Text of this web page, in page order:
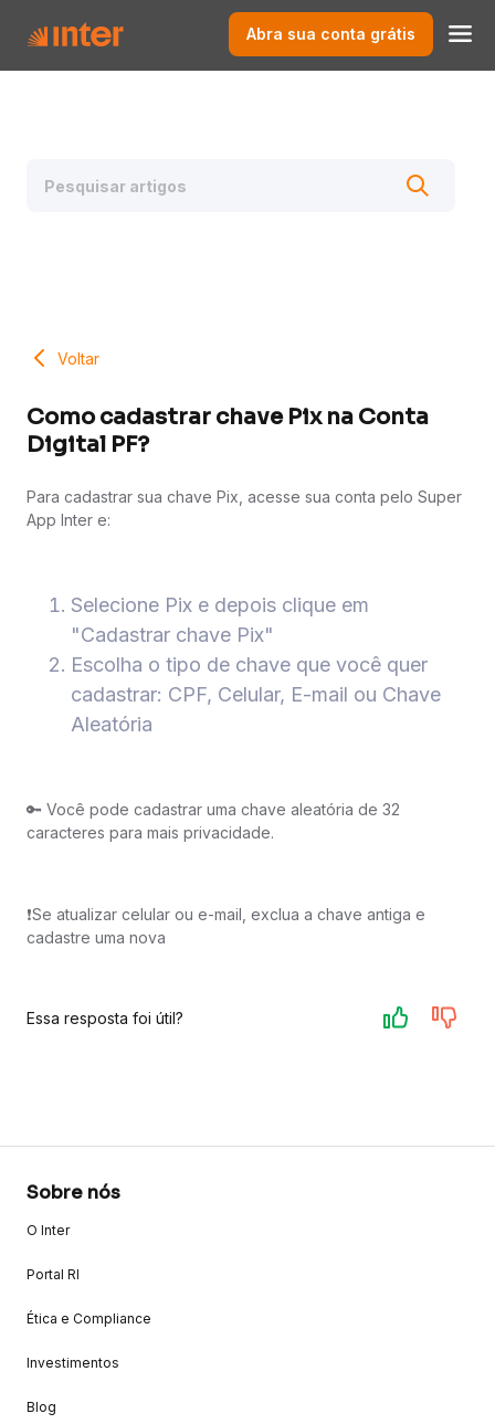
Abra sua conta grátis
Voltar
Como cadastrar chave Pix na Conta
Digital PF?
Para cadastrar sua chave Pix, acesse sua conta pelo Super
App Inter e:
Selecione Pix e depois clique em
"Cadastrar chave Pix"
Escolha o tipo de chave que você quer
cadastrar: CPF, Celular, E-mail ou Chave
Aleatória
🔑 Você pode cadastrar uma chave aleatória de 32
caracteres para mais privacidade.
❗️Se atualizar celular ou e-mail, exclua a chave antiga e
cadastre uma nova
Essa resposta foi útil?
Sobre nós
O Inter
Portal RI
Ética e Compliance
Investimentos
Blog